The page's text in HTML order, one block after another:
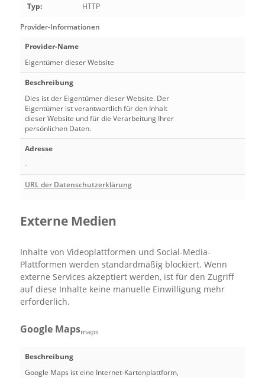
Typ:
HTTP
Provider-Informationen
Provider-Name
Eigentümer dieser Website
Beschreibung
Dies ist der Eigentümer dieser Website. Der
Eigentümer ist verantwortlich für den Inhalt
dieser Website und für die Verarbeitung Ihrer
persönlichen Daten.
Adresse
-
URL der Datenschutzerklärung
Externe Medien
Inhalte von Videoplattformen und Social-Media-
Plattformen werden standardmäßig blockiert. Wenn
externe Services akzeptiert werden, ist für den Zugriff
auf diese Inhalte keine manuelle Einwilligung mehr
erforderlich.
Google Mapsmaps
Beschreibung
Google Maps ist eine Internet-Kartenplattform,